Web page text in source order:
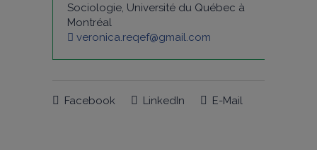
Sociologie, Université du Québec à
Montréal
veronica.reqef@gmail.com
Facebook LinkedIn E-Mail